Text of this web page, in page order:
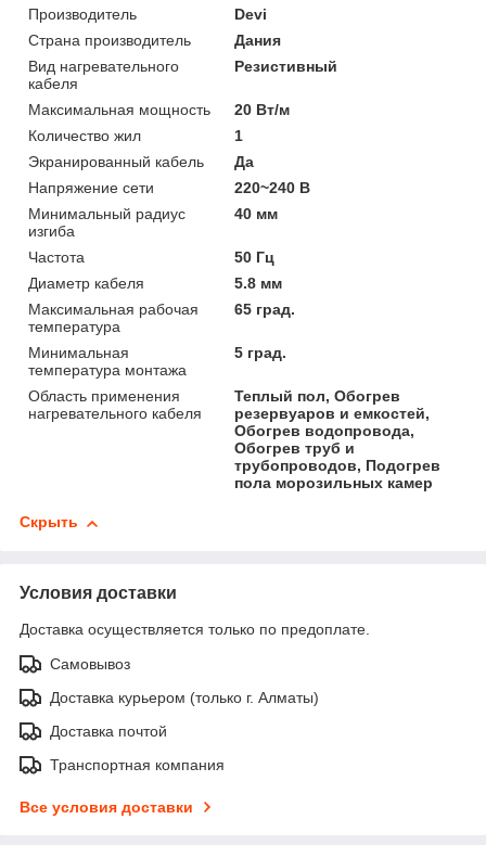
Производитель
Devi
Страна производитель
Дания
Вид нагревательного
кабеля
Резистивный
Максимальная мощность
20 Вт/м
Количество жил
1
Экранированный кабель
Да
Напряжение сети
220~240 В
Минимальный радиус
изгиба
40 мм
Частота
50 Гц
Диаметр кабеля
5.8 мм
Максимальная рабочая
температура
65 град.
Минимальная
температура монтажа
5 град.
Область применения
нагревательного кабеля
Теплый пол, Обогрев
резервуаров и емкостей,
Обогрев водопровода,
Обогрев труб и
трубопроводов, Подогрев
пола морозильных камер
Скрыть
Условия доставки
Доставка осуществляется только по предоплате.
Самовывоз
Доставка курьером (только г. Алматы)
Доставка почтой
Транспортная компания
Все условия доставки